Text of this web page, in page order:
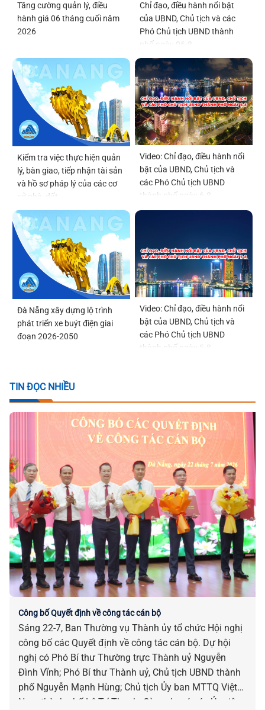
Tăng cường quản lý, điều
hành giá 06 tháng cuối năm
2026
Chỉ đạo, điều hành nổi bật
của UBND, Chủ tịch và các
Phó Chủ tịch UBND thành
phố ngày 06-8
Kiểm tra việc thực hiện quản
lý, bàn giao, tiếp nhận tài sản
và hồ sơ pháp lý của các cơ
sở nhà, đất
Video: Chỉ đạo, điều hành nổi
bật của UBND, Chủ tịch và
các Phó Chủ tịch UBND
thành phố ngày 6-8
Đà Nẵng xây dựng lộ trình
phát triển xe buýt điện giai
đoạn 2026-2050
Video: Chỉ đạo, điều hành nổi
bật của UBND, Chủ tịch và
các Phó Chủ tịch UBND
thành phố ngày 5-8
TIN ĐỌC NHIỀU
Công bố Quyết định về công tác cán bộ
Sáng 22-7, Ban Thường vụ Thành ủy tổ chức Hội nghị
công bố các Quyết định về công tác cán bộ. Dự hội
nghị có Phó Bí thư Thường trực Thành uỷ Nguyễn
Đình Vĩnh; Phó Bí thư Thành uỷ, Chủ tịch UBND thành
phố Nguyễn Mạnh Hùng; Chủ tịch Ủy ban MTTQ Việt
Nam thành phố Lê Trí Thanh. Cùng dự có các Ủy viên